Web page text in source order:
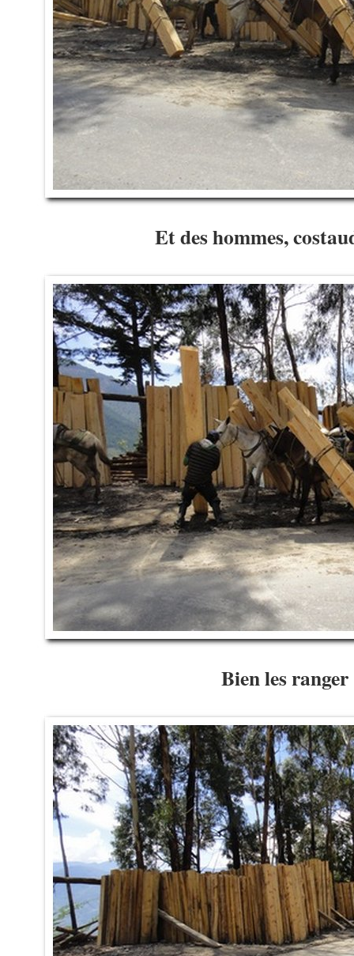
Et des hommes,
Bien les ranger